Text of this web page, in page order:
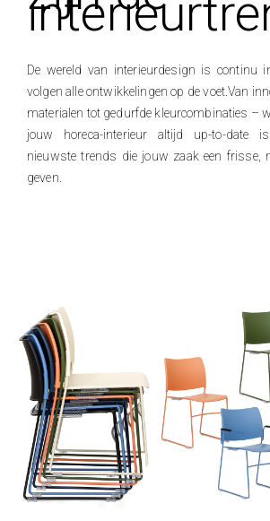
De wereld van interieurdesign is continu
volgen alle ontwikkelingen op de voet.Van
materialen tot gedurfde kleurcombinaties –
jouw horeca-interieur altijd up-to-date
nieuwste trends die jouw zaak een frisse,
geven.